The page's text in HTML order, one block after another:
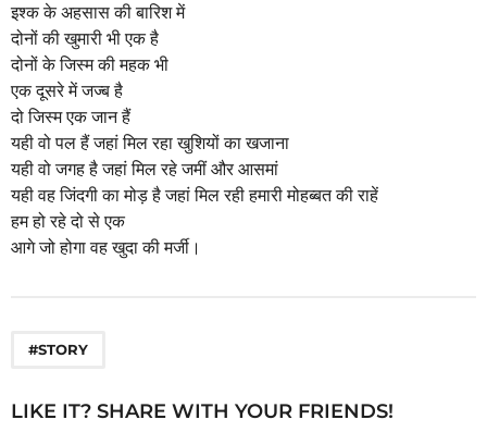
इश्क के अहसास की बारिश में
दोनों की खुमारी भी एक है
दोनों के जिस्म की महक भी
एक दूसरे में जज्ब है
दो जिस्म एक जान हैं
यही वो पल हैं जहां मिल रहा खुशियों का खजाना
यही वो जगह है जहां मिल रहे जमीं और आसमां
यही वह जिंदगी का मोड़ है जहां मिल रही हमारी मोहब्बत की राहें
हम हो रहे दो से एक
आगे जो होगा वह खुदा की मर्जी।
#STORY
LIKE IT? SHARE WITH YOUR FRIENDS!